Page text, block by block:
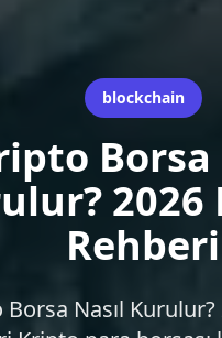
blockchain
Borsa
2026
Rehberi
Nasıl Kurulur?